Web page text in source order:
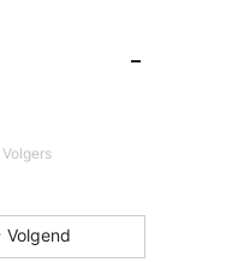
Volgers
Volgend